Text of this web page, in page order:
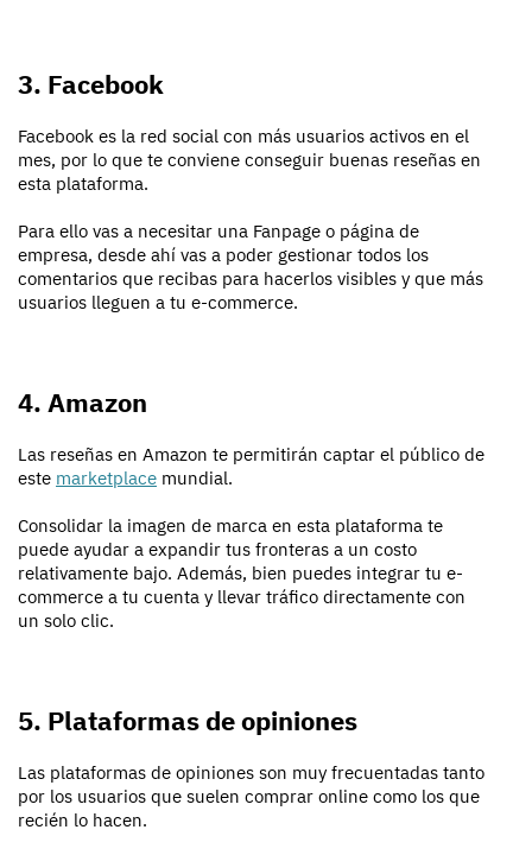
3. Facebook
Facebook es la red social con más usuarios activos en el
mes, por lo que te conviene conseguir buenas reseñas en
esta plataforma.
Para ello vas a necesitar una Fanpage o página de
empresa, desde ahí vas a poder gestionar todos los
comentarios que recibas para hacerlos visibles y que más
usuarios lleguen a tu e-commerce.
4. Amazon
Las reseñas en Amazon te permitirán captar el público de
este marketplace mundial.
Consolidar la imagen de marca en esta plataforma te
puede ayudar a expandir tus fronteras a un costo
relativamente bajo. Además, bien puedes integrar tu e-
commerce a tu cuenta y llevar tráfico directamente con
un solo clic.
5. Plataformas de opiniones
Las plataformas de opiniones son muy frecuentadas tanto
por los usuarios que suelen comprar online como los que
recién lo hacen.